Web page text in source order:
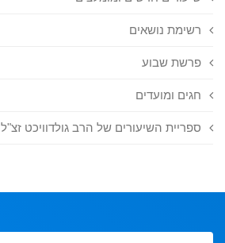
רשימת נושאים
פרשת שבוע
חגים ומועדים
ספריית השיעורים של הרב גולדוויכט זצ"ל